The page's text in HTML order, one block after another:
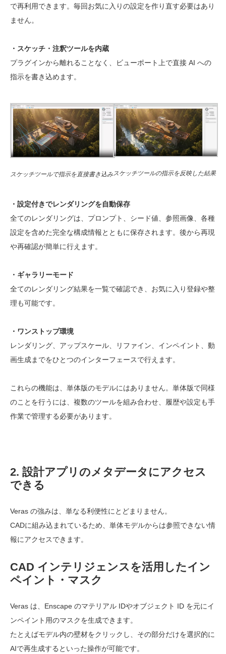
で再利用できます。毎回お気に入りの設定を作り直す必要はあり
ません。
・スケッチ・注釈ツールを内蔵
プラグインから離れることなく、ビューポート上で直接 AI への
指示を書き込めます。
スケッチツールで指示を直接書き込みスケッチツールの指示を反映した結果
・設定付きでレンダリングを自動保存
全てのレンダリングは、プロンプト、シード値、参照画像、各種
設定を含めた完全な構成情報とともに保存されます。後から再現
や再確認が簡単に行えます。
・ギャラリーモード
全てのレンダリング結果を一覧で確認でき、お気に入り登録や整
理も可能です。
・ワンストップ環境
レンダリング、アップスケール、リファイン、インペイント、動
画生成までをひとつのインターフェースで行えます。
これらの機能は、単体版のモデルにはありません。単体版で同様
のことを行うには、複数のツールを組み合わせ、履歴や設定も手
作業で管理する必要があります。
2. 設計アプリのメタデータにアクセス
できる
Veras の強みは、単なる利便性にとどまりません。
CADに組み込まれているため、単体モデルからは参照できない情
報にアクセスできます。
CAD インテリジェンスを活用したイン
ペイント・マスク
Veras は、Enscape のマテリアル IDやオブジェクト ID を元にイ
ンペイント用のマスクを生成できます。
たとえばモデル内の壁材をクリックし、その部分だけを選択的に
AIで再生成するといった操作が可能です。